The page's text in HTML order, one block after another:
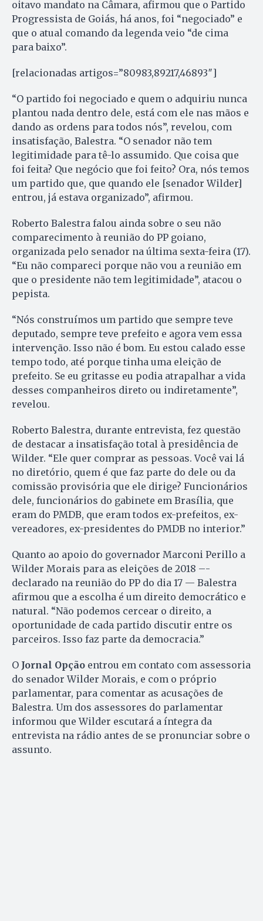
oitavo mandato na Câmara, afirmou que o Partido
Progressista de Goiás, há anos, foi “negociado” e
que o atual comando da legenda veio “de cima
para baixo”.
[relacionadas artigos=”80983,89217,46893″]
“O partido foi negociado e quem o adquiriu nunca
plantou nada dentro dele, está com ele nas mãos e
dando as ordens para todos nós”, revelou, com
insatisfação, Balestra. “O senador não tem
legitimidade para tê-lo assumido. Que coisa que
foi feita? Que negócio que foi feito? Ora, nós temos
um partido que, que quando ele [senador Wilder]
entrou, já estava organizado”, afirmou.
Roberto Balestra falou ainda sobre o seu não
comparecimento à reunião do PP goiano,
organizada pelo senador na última sexta-feira (17).
“Eu não compareci porque não vou a reunião em
que o presidente não tem legitimidade”, atacou o
pepista.
“Nós construímos um partido que sempre teve
deputado, sempre teve prefeito e agora vem essa
intervenção. Isso não é bom. Eu estou calado esse
tempo todo, até porque tinha uma eleição de
prefeito. Se eu gritasse eu podia atrapalhar a vida
desses companheiros direto ou indiretamente”,
revelou.
Roberto Balestra, durante entrevista, fez questão
de destacar a insatisfação total à presidência de
Wilder. “Ele quer comprar as pessoas. Você vai lá
no diretório, quem é que faz parte do dele ou da
comissão provisória que ele dirige? Funcionários
dele, funcionários do gabinete em Brasília, que
eram do PMDB, que eram todos ex-prefeitos, ex-
vereadores, ex-presidentes do PMDB no interior.”
Quanto ao apoio do governador Marconi Perillo a
Wilder Morais para as eleições de 2018 –-
declarado na reunião do PP do dia 17 — Balestra
afirmou que a escolha é um direito democrático e
natural. “Não podemos cercear o direito, a
oportunidade de cada partido discutir entre os
parceiros. Isso faz parte da democracia.”
O Jornal Opção entrou em contato com assessoria
do senador Wilder Morais, e com o próprio
parlamentar, para comentar as acusações de
Balestra. Um dos assessores do parlamentar
informou que Wilder escutará a íntegra da
entrevista na rádio antes de se pronunciar sobre o
assunto.